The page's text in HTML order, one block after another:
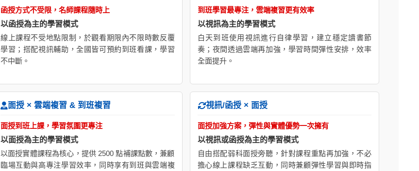
函授方式不受限，名師課程隨時上
以函授為主的學習模式
線上課程不受地點限制，於觀看期限內不限時數反覆
學習；搭配視訊輔助，全國皆可預約到班看課，學習
不中斷。
到班學習最專注，雲端複習更有效率
以視訊為主的學習模式
白天到班使用視訊進行自律學習，建立穩定讀書節
奏；夜間透過雲端再加強，學習時間彈性安排，效率
全面提升。
面授 × 雲端複習 & 到班複習
面授到班上課，學習氛圍更專注
以面授為主的學習模式
以面授實體課程為核心，提供 2500 點補課點數，兼顧
臨場互動與高專注學習效率，同時享有到班與雲端複
視訊/函授 × 面授
面授加強方案，彈性與實體優勢一次擁有
以視訊或函授為主的學習模式
自由搭配弱科面授旁聽，針對課程重點再加強，不必
擔心線上課程缺乏互動，同時兼顧彈性學習與即時指